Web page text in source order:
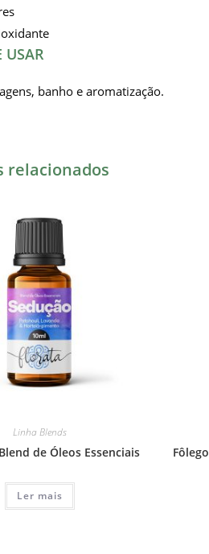
USAR
banho e aromatização.
relacionados
Linha Blends
de Óleos Essenciais
Ler mais